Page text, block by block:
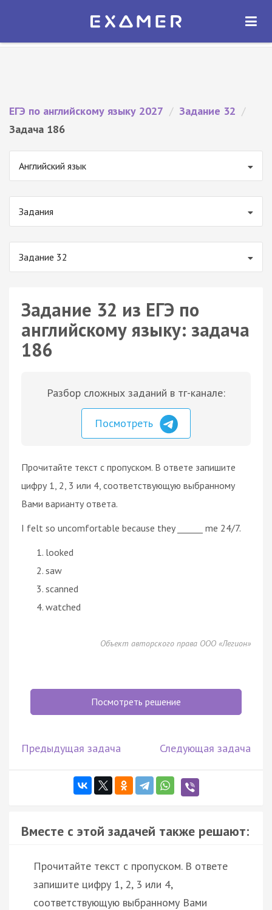
Экзамер — ЕГЭ 2027
ОТКРЫТЬ
ЕГЭ по английскому языку 2027 / Задание 32 /
Задача 186
Английский язык
Задания
Задание 32
Задание 32 из ЕГЭ по
английскому языку: задача
186
Разбор сложных заданий в тг-канале:
Посмотреть
Прочитайте текст с пропуском. В ответе запишите
цифру 1, 2, 3 или 4, соответствующую выбранному
Вами варианту ответа.
I felt so uncomfortable because they ______ me 24/7.
looked
saw
scanned
watched
Объект авторского права ООО «Легион»
Посмотреть решение
Предыдущая задача Следующая задача
Вместе с этой задачей также решают:
Прочитайте текст с пропуском. В ответе
запишите цифру 1, 2, 3 или 4,
соответствующую выбранному Вами